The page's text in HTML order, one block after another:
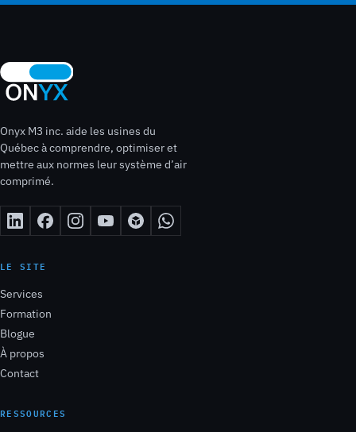
Onyx M3 inc. aide les usines du
Québec à comprendre, optimiser et
mettre aux normes leur système d’air
comprimé.
LE SITE
Services
Formation
Blogue
À propos
Contact
RESSOURCES